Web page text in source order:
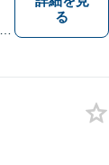
る